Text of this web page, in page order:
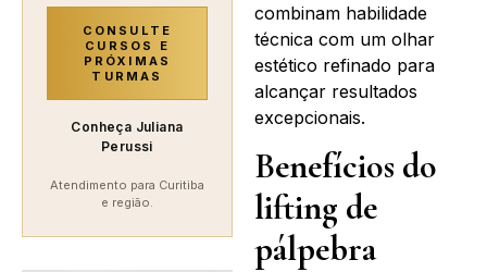
CONSULTE
CURSOS E
PRÓXIMAS
TURMAS
Conheça Juliana
Perussi
Atendimento para Curitiba
e região.
combinam habilidade
técnica com um olhar
estético refinado para
alcançar resultados
excepcionais.
Benefícios do
lifting de
pálpebra